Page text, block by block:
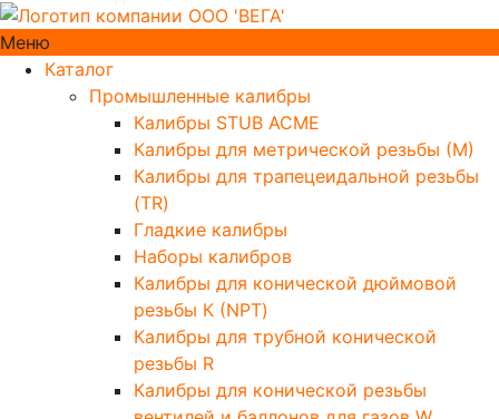
Меню
Каталог
Промышленные калибры
Калибры STUB ACME
Калибры для метрической резьбы (М)
Калибры для трапецеидальной резьбы
(TR)
Гладкие калибры
Наборы калибров
Калибры для конической дюймовой
резьбы К (NPT)
Калибры для трубной конической
резьбы R
Калибры для конической резьбы